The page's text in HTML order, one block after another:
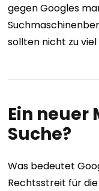
gegen Googles
sollten nicht zu
Ein neuer
Suche?
Was bedeutet
Rechtsstreit für